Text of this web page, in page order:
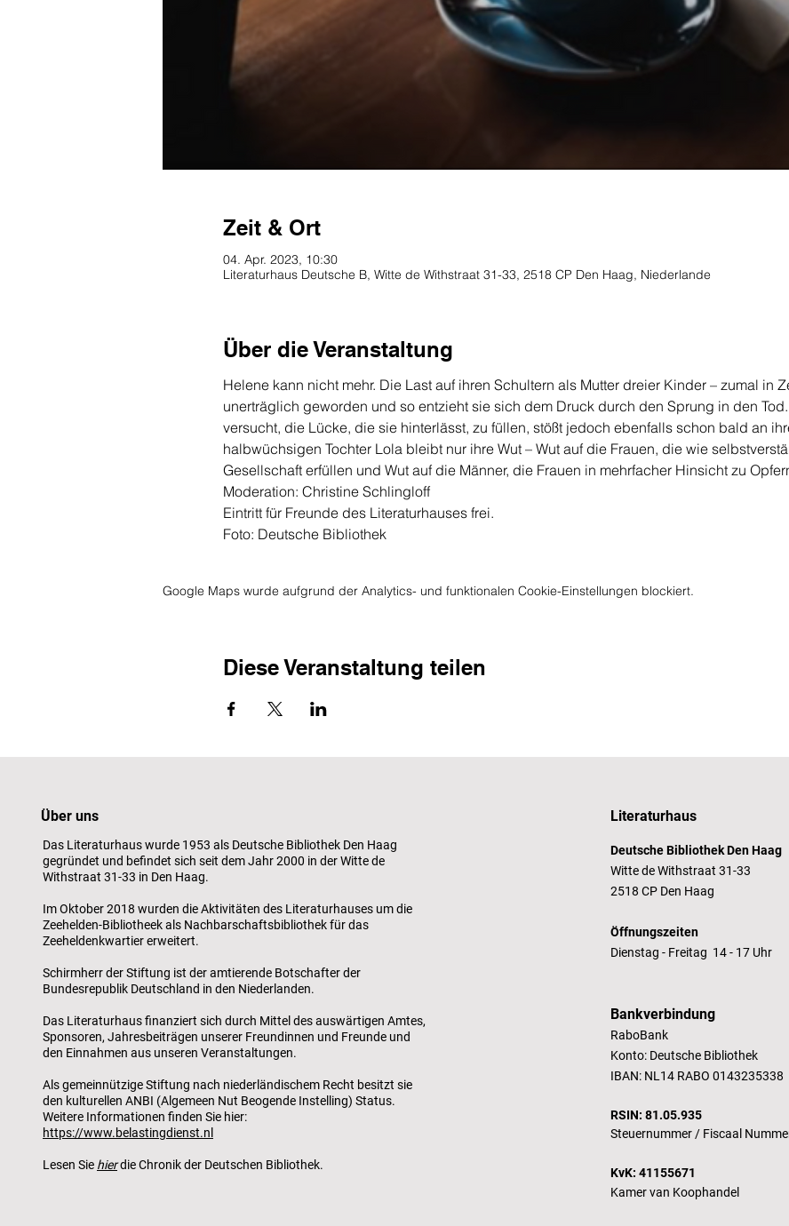
Zeit & Ort
04. Apr. 2023, 10:30
Literaturhaus Deutsche B, Witte de Withstraat 31-33, 2518 CP Den Haag, Niederlande
Über die Veranstaltung
Helene kann nicht mehr. Die Last auf ihren Schultern als Mutter dreier Kinder – zumal in
unerträglich geworden und so entzieht sie sich dem Druck durch den Sprung in den
versucht, die Lücke, die sie hinterlässt, zu füllen, stößt jedoch ebenfalls schon bald an
halbwüchsigen Tochter Lola bleibt nur ihre Wut – Wut auf die Frauen, die wie
Gesellschaft erfüllen und Wut auf die Männer, die Frauen in mehrfacher Hinsicht zu
Moderation: Christine Schlingloff
Eintritt für Freunde des Literaturhauses frei.
Foto: Deutsche Bibliothek
Google Maps wurde aufgrund der Analytics- und funktionalen Cookie-Einstellungen blockiert.
Diese Veranstaltung teilen
Über uns
Das Literaturhaus wurde 1953 als Deutsche Bibliothek Den Haag
gegründet und befindet sich seit dem Jahr 2000 in der Witte de
Withstraat 31-33 in Den Haag.
Im Oktober 2018 wurden die Aktivitäten des Literaturhauses um die
Zeehelden-Bibliotheek als Nachbarschaftsbibliothek für das
Zeeheldenkwartier erweitert.
Schirmherr der Stiftung ist der amtierende Botschafter der
Bundesrepublik Deutschland in den Niederlanden.
Das Literaturhaus finanziert sich durch Mittel des auswärtigen Amtes,
Sponsoren, Jahresbeiträgen unserer Freundinnen und Freunde und
den Einnahmen aus unseren Veranstaltungen.
Als gemeinnützige Stiftung nach niederländischem Recht besitzt sie
den kulturellen ANBI (Algemeen Nut Beogende Instelling) Status.
Weitere Informationen finden Sie hier:
https://www.belastingdienst.nl
Lesen Sie hierdie Chronik der Deutschen Bibliothek.
Literaturhaus
Deutsche Bibliothek Den Haag
Witte de Withstraat 31-33
2518 CP Den Haag
Öffnungszeiten
Dienstag - Freitag 14 - 17 Uhr
Bankverbindung
RaboBank
Konto: Deutsche Bibliothek
IBAN: NL14 RABO 0143235338
RSIN: 81.05.935
Steuernummer / Fiscaal
KvK: 41155671
Kamer van Koophandel